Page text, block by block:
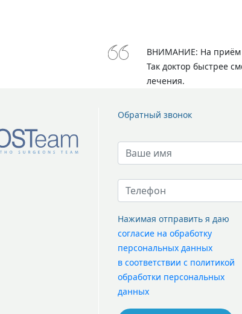
ВНИМАНИЕ: На приём
Так доктор быстрее
лечения.
Обратный звонок
Нажимая отправить я даю
согласие на обработку
персональных данных
в соответствии с политикой
обработки персональных
данных